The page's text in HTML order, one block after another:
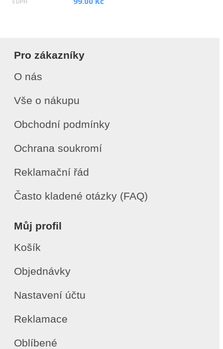
Pro zákazníky
O nás
Vše o nákupu
Obchodní podmínky
Ochrana soukromí
Reklamační řád
Často kladené otázky (FAQ)
Můj profil
Košík
Objednávky
Nastavení účtu
Reklamace
Oblíbené